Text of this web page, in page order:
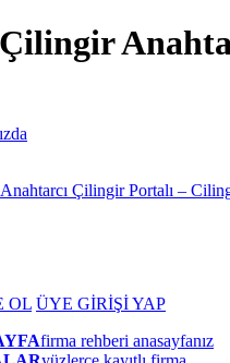
Çilingir
OL ÜYE GİRİŞİ YAP
firma rehberi anasayfanız